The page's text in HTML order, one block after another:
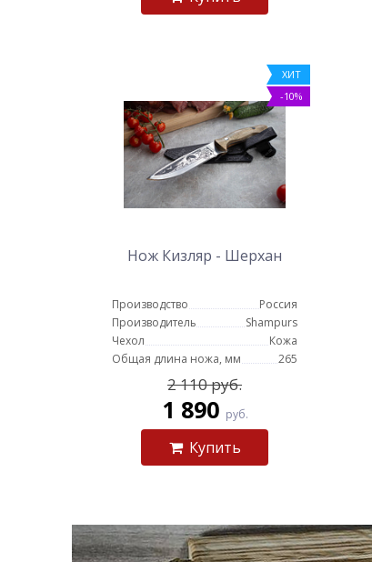
ХИТ
-10%
Нож Кизляр - Шерхан
Производство
Россия
Производитель
Shampurs
Чехол
Кожа
Общая длина ножа, мм
265
2 110 руб.
1 890 руб.
Купить